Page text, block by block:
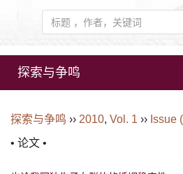
探索与争鸣
探索与争鸣 ›› 2010, Vol. 1 ›› Issue
• 论文 •